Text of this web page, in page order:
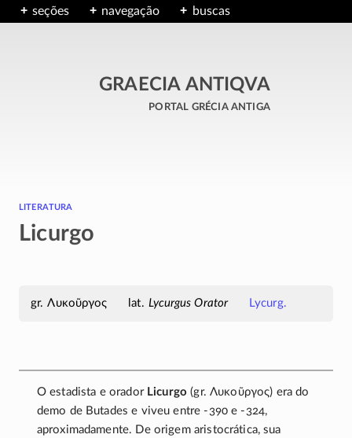
seções navegação buscas
GRAECIA ANTIQVA
portal grécia antiga
literatura
Licurgo
Λυκοῦργος Lycurgus Orator Lycurg.
O estadista e orador Licurgo (gr. Λυκοῦργος) era do
demo de Butades e viveu entre -390e -324,
aproximadamente. De origem aristocrática, sua